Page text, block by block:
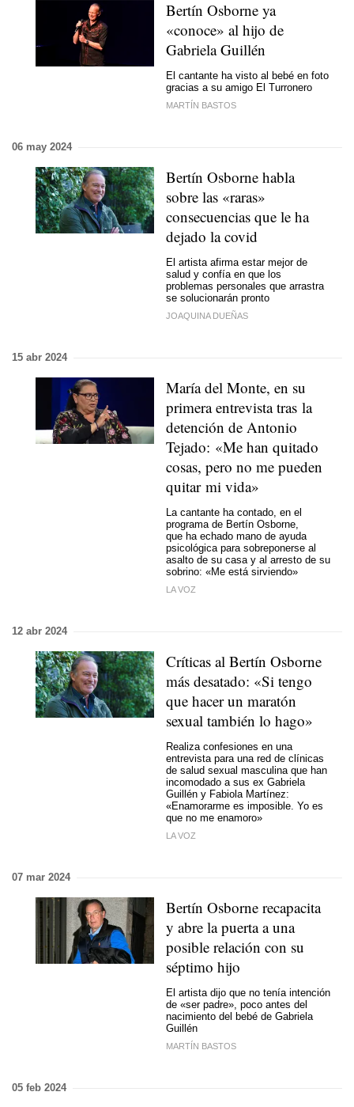
Bertín Osborne ya
«conoce» al hijo de
Gabriela Guillén
El cantante ha visto al bebé en foto
gracias a su amigo El Turronero
MARTÍN BASTOS
06 may 2024
Bertín Osborne habla
sobre las «raras»
consecuencias que le ha
dejado la covid
El artista afirma estar mejor de
salud y confía en que los
problemas personales que arrastra
se solucionarán pronto
JOAQUINA DUEÑAS
15 abr 2024
María del Monte, en su
primera entrevista tras la
detención de Antonio
Tejado: «Me han quitado
cosas, pero no me pueden
quitar mi vida»
La cantante ha contado, en el
programa de Bertín Osborne,
que ha echado mano de ayuda
psicológica para sobreponerse al
asalto de su casa y al arresto de su
sobrino: «Me está sirviendo»
LA VOZ
12 abr 2024
Críticas al Bertín Osborne
más desatado: «Si tengo
que hacer un maratón
sexual también lo hago»
Realiza confesiones en una
entrevista para una red de clínicas
de salud sexual masculina que han
incomodado a sus ex Gabriela
Guillén y Fabiola Martínez:
«Enamorarme es imposible. Yo es
que no me enamoro»
LA VOZ
07 mar 2024
Bertín Osborne recapacita
y abre la puerta a una
posible relación con su
séptimo hijo
El artista dijo que no tenía intención
de «ser padre», poco antes del
nacimiento del bebé de Gabriela
Guillén
MARTÍN BASTOS
05 feb 2024